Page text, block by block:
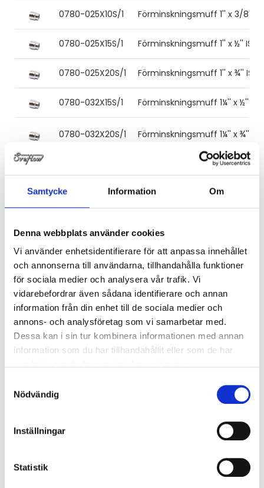
Samtycke Information Om
Denna webbplats använder cookies
Vi använder enhetsidentifierare för att anpassa innehållet
och annonserna till användarna, tillhandahålla funktioner
för sociala medier och analysera vår trafik. Vi
vidarebefordrar även sådana identifierare och annan
information från din enhet till de sociala medier och
annons- och analysföretag som vi samarbetar med.
Dessa kan i sin tur kombinera informationen med annan
information som du har tillhandahållit eller som de har
Nödvändig
Inställningar
Statistik
0780-025X10S/1 Förminskningsmuff 1'' x 3/8''
0780-025X15S/1 Förminskningsmuff 1'' x ½'' ISO
0780-025X20S/1 Förminskningsmuff 1'' x ¾'' ISO
0780-032X15S/1 Förminskningsmuff 1¼'' x ½''
0780-032X20S/1 Förminskningsmuff 1¼'' x ¾''
Förminskningsmuff 1¼'' x 1''
0780-040X20S/1 Förminskningsmuff 1½'' x 3/4''
0780-040X32S/1 Förminskningsmuff 1½'' x 1¼''
0780-050X25S/1 Förminskningsmuff 2'' x 1'' ISO
0780-050X32S/1 Förminskningsmuff 2'' x 1¼''
0780-050X40S/1 Förminskningsmuff 2'' x 1½''
Förminskningsmuff 3'' x 2'' ISO
Förminskningsmuff 3'' x 2½''